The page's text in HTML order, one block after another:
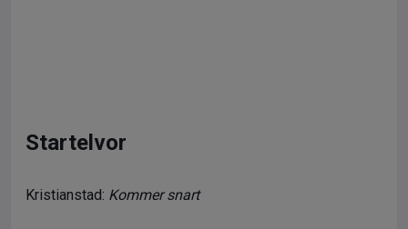
Startelvor
Kristianstad: Kommer snart